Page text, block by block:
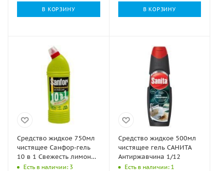
В КОРЗИНУ В КОРЗИНУ
Средство жидкое 750мл
чистящее Санфор-гель
10 в 1 Свежесть лимона
1/15Есть в наличии: 3
Средство жидкое 500мл
чистящее гель САНИТА
Антиржавчина 1/12
Есть в наличии: 1